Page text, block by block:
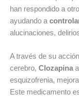
han respondido a
ayudando a
alucinaciones,
A través de su
cerebro, Clozapina
esquizofrenia,
Este medicamento